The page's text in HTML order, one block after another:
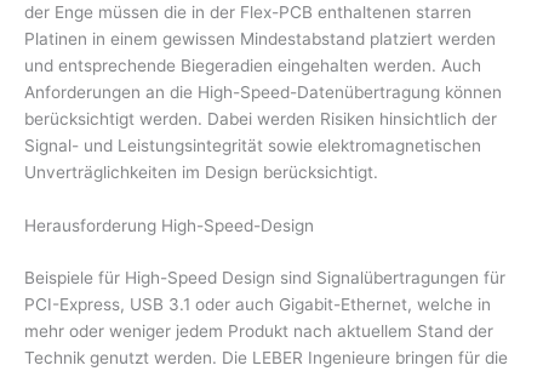
der Enge müssen die in der Flex-PCB enthaltenen starren
Platinen in einem gewissen Mindestabstand platziert werden
und entsprechende Biegeradien eingehalten werden. Auch
Anforderungen an die High-Speed-Datenübertragung können
berücksichtigt werden. Dabei werden Risiken hinsichtlich der
Signal- und Leistungsintegrität sowie elektromagnetischen
Unverträglichkeiten im Design berücksichtigt.
Herausforderung High-Speed-Design
Beispiele für High-Speed Design sind Signalübertragungen für
PCI-Express, USB 3.1 oder auch Gigabit-Ethernet, welche in
mehr oder weniger jedem Produkt nach aktuellem Stand der
Technik genutzt werden. Die LEBER Ingenieure bringen für die